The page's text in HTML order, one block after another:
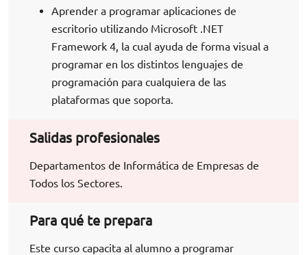
Aprender a programar aplicaciones de
escritorio utilizando Microsoft .NET
Framework 4, la cual ayuda de forma visual a
programar en los distintos lenguajes de
programación para cualquiera de las
plataformas que soporta.
Salidas profesionales
Departamentos de Informática de Empresas de
Todos los Sectores.
Para qué te prepara
Este curso capacita al alumno a programar